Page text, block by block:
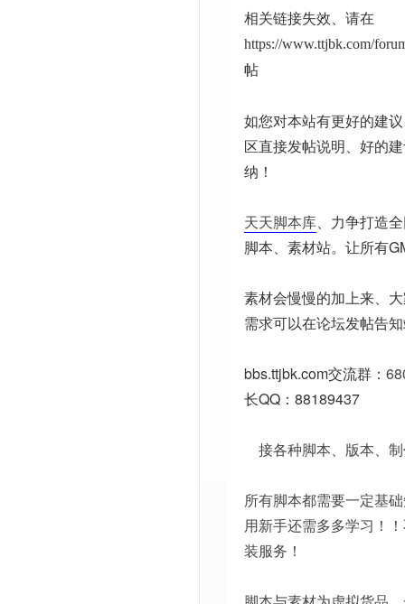
相关链接失效、请在
https://www.ttjbk.com/
帖
如您对本站有更好的建
区直接发帖说明、好的
纳！
天天脚本库、力争打造
脚本、素材站。让所有
素材会慢慢的加上来、
需求可以在论坛发帖告
bbs.ttjbk.com交流群：
长QQ：88189437
接各种脚本、版本、
所有脚本都需要一定基
用新手还需多多学习！
装服务！